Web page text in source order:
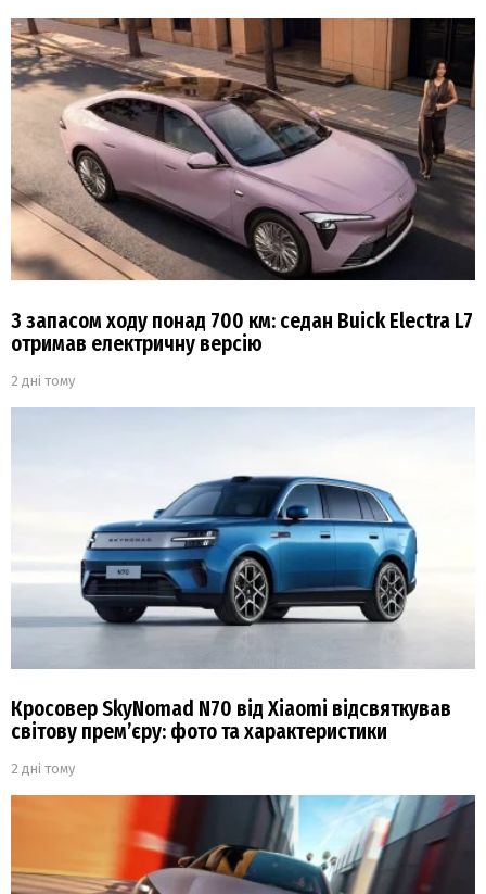
З запасом ходу понад 700 км: седан Buick Electra L7
отримав електричну версію
2 дні тому
Кросовер SkyNomad N70 від Xiaomi відсвяткував
світову прем’єру: фото та характеристики
2 дні тому